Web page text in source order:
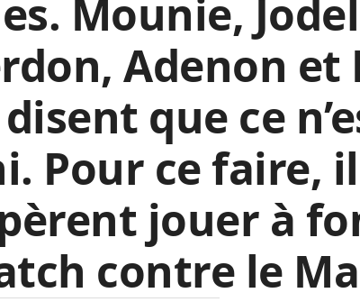
Mounie,
Adenon et
que ce
Pour ce faire,
jouer à
contre le